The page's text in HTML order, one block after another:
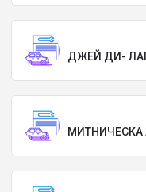
ДЖЕЙ ДИ-
МИТНИЧЕСКА